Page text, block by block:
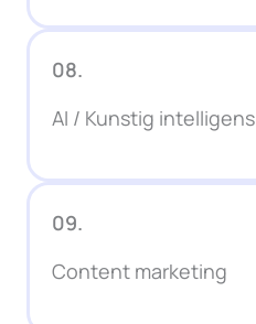
08.
AI / Kunstig intelligens
09.
Content marketing